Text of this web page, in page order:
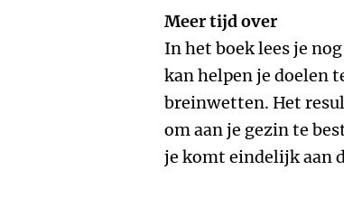
Meer tijd over
In het boek lees je
kan helpen je doelen
breinwetten. Het
om aan je gezin te
je komt eindelijk aan